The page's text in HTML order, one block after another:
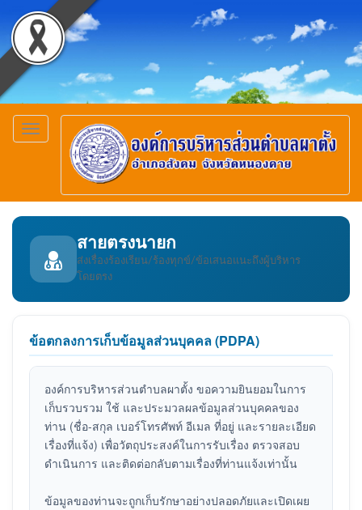
Toggle
navigation
สายตรงนายก
ส่งเรื่องร้องเรียน/ร้องทุกข์/ข้อเสนอแนะถึงผู้บริหาร
โดยตรง
ข้อตกลงการเก็บข้อมูลส่วนบุคคล (PDPA)
องค์การบริหารส่วนตำบลผาตั้ง ขอความยินยอมในการ
เก็บรวบรวม ใช้ และประมวลผลข้อมูลส่วนบุคคลของ
ท่าน (ชื่อ-สกุล เบอร์โทรศัพท์ อีเมล ที่อยู่ และรายละเอียด
เรื่องที่แจ้ง) เพื่อวัตถุประสงค์ในการรับเรื่อง ตรวจสอบ
ดำเนินการ และติดต่อกลับตามเรื่องที่ท่านแจ้งเท่านั้น
ข้อมูลของท่านจะถูกเก็บรักษาอย่างปลอดภัยและเปิดเผย